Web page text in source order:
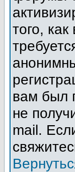
того,
вам был
не
mail.